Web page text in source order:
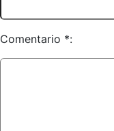
Comentario *: